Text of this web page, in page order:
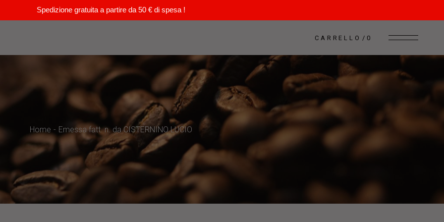
Spedizione gratuita a partire da 50 € di spesa !
CARRELLO 0
Home Emessa fatt. n. da CISTERNINO LUCIO